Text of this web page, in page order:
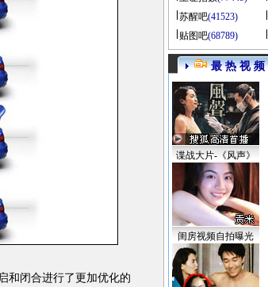
和闭合进行了更加优化的
苏醒吧(41523)
贴图吧(68789)
最 热 视 频
谍战大片-《风声》
闺房视频自拍曝光